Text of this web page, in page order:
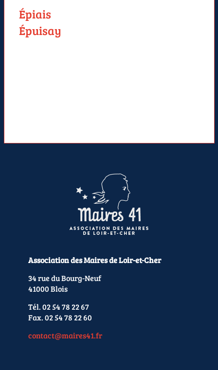
Épiais
Épuisay
Association des Maires de Loir-et-Cher
34 rue du Bourg-Neuf
41000 Blois
Tél. 02 54 78 22 67
Fax. 02 54 78 22 60
contact@maires41.fr